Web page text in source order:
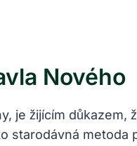
Nového
je žijícím
starodávná